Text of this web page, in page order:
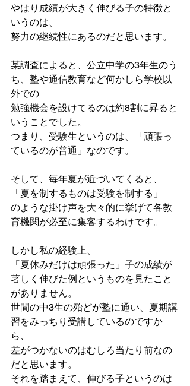
やはり成績が大きく伸びる子の特徴と
いうのは、
努力の継続性にあるのだと思います。
某調査によると、公立中学の3年生のう
ち、塾や通信教育など何かしら学校以
外での
勉強機会を設けてるのは約8割に昇ると
いうことでした。
つまり、受験生というのは、「頑張っ
ているのが普通」なのです。
そして、毎年夏が近づいてくると、
「夏を制するものは受験を制する」
のような掛け声を大々的に挙げて各教
育機関が必至に集客するわけです。
しかし私の経験上、
「夏休みだけは頑張った」子の成績が
著しく伸びた例というものを見たこと
がありません。
世間の中3生の殆どが塾に通い、夏期講
習をみっちり受講しているのですか
ら、
差がつかないのはむしろ当たり前なの
だと思います。
それを踏まえて、伸びる子というのは